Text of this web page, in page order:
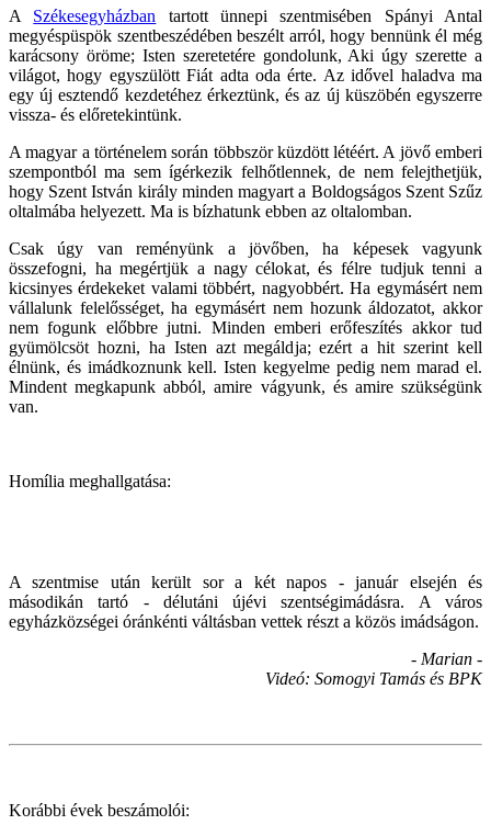
A Székesegyházban tartott ünnepi szentmisében Spányi Antal
megyéspüspök szentbeszédében beszélt arról, hogy bennünk él még
karácsony öröme; Isten szeretetére gondolunk, Aki úgy szerette a
világot, hogy egyszülött Fiát adta oda érte. Az idővel haladva ma
egy új esztendő kezdetéhez érkeztünk, és az új küszöbén egyszerre
vissza- és előretekintünk.
A magyar a történelem során többször küzdött létéért. A jövő emberi
szempontból ma sem ígérkezik felhőtlennek, de nem felejthetjük,
hogy Szent István király minden magyart a Boldogságos Szent Szűz
oltalmába helyezett. Ma is bízhatunk ebben az oltalomban.
Csak úgy van reményünk a jövőben, ha képesek vagyunk
összefogni, ha megértjük a nagy célokat, és félre tudjuk tenni a
kicsinyes érdekeket valami többért, nagyobbért. Ha egymásért nem
vállalunk felelősséget, ha egymásért nem hozunk áldozatot, akkor
nem fogunk előbbre jutni. Minden emberi erőfeszítés akkor tud
gyümölcsöt hozni, ha Isten azt megáldja; ezért a hit szerint kell
élnünk, és imádkoznunk kell. Isten kegyelme pedig nem marad el.
Mindent megkapunk abból, amire vágyunk, és amire szükségünk
van.
Homília meghallgatása:
A szentmise után került sor a két napos - január elsején és
másodikán tartó - délutáni újévi szentségimádásra. A város
egyházközségei óránkénti váltásban vettek részt a közös imádságon.
- Marian -
Videó: Somogyi Tamás és BPK
Korábbi évek beszámolói: